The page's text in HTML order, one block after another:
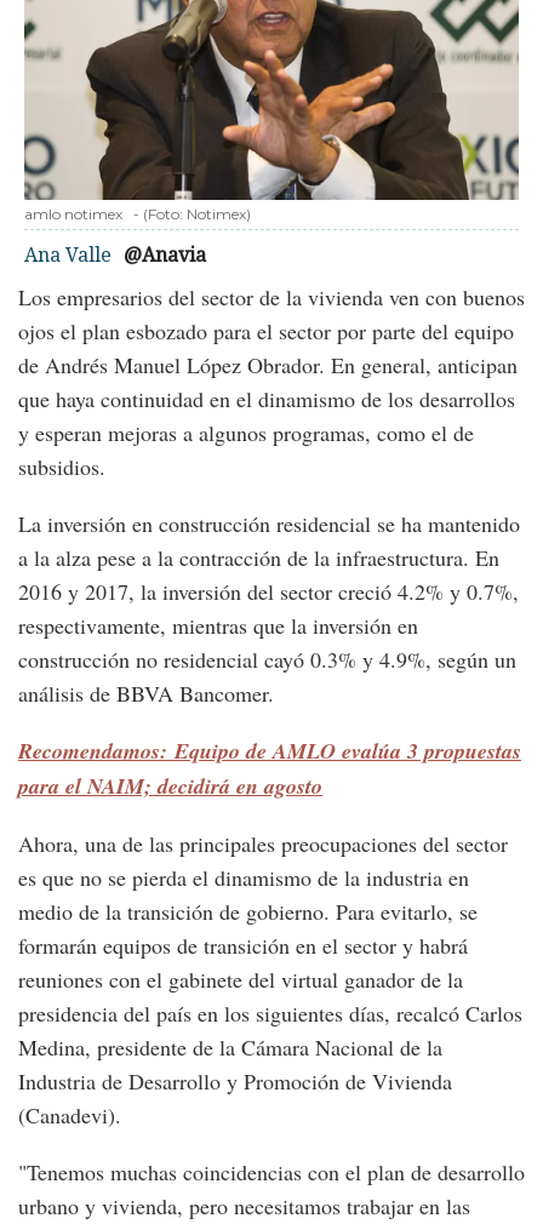
amlo notimex - (Foto: Notimex)
Ana Valle @Anavia
Los empresarios del sector de la vivienda ven con buenos
ojos el plan esbozado para el sector por parte del equipo
de Andrés Manuel López Obrador. En general, anticipan
que haya continuidad en el dinamismo de los desarrollos
y esperan mejoras a algunos programas, como el de
subsidios.
La inversión en construcción residencial se ha mantenido
a la alza pese a la contracción de la infraestructura. En
2016 y 2017, la inversión del sector creció 4.2% y 0.7%,
respectivamente, mientras que la inversión en
construcción no residencial cayó 0.3% y 4.9%, según un
análisis de BBVA Bancomer.
Recomendamos: Equipo de AMLO evalúa 3 propuestas
para el NAIM; decidirá en agosto
Ahora, una de las principales preocupaciones del sector
es que no se pierda el dinamismo de la industria en
medio de la transición de gobierno. Para evitarlo, se
formarán equipos de transición en el sector y habrá
reuniones con el gabinete del virtual ganador de la
presidencia del país en los siguientes días, recalcó Carlos
Medina, presidente de la Cámara Nacional de la
Industria de Desarrollo y Promoción de Vivienda
(Canadevi).
"Tenemos muchas coincidencias con el plan de desarrollo
urbano y vivienda, pero necesitamos trabajar en las